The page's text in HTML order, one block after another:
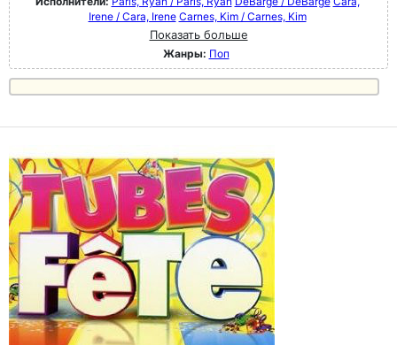
Irene / Cara, Irene Carnes, Kim / Carnes, Kim
Показать больше
Жанры: Поп